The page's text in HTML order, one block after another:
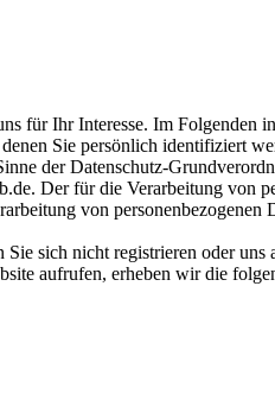
für Ihr Interesse. Im
Sie persönlich identifiziert
der Datenschutz-
Der für die Verarbeitung von
von personenbezogenen
sich nicht registrieren oder
aufrufen, erheben wir die